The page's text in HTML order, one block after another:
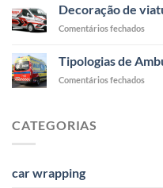
Decoração de
Comentários fechadosem
–
Tipologias de
Comentários fechadosem
CATEGORIAS
car wrapping